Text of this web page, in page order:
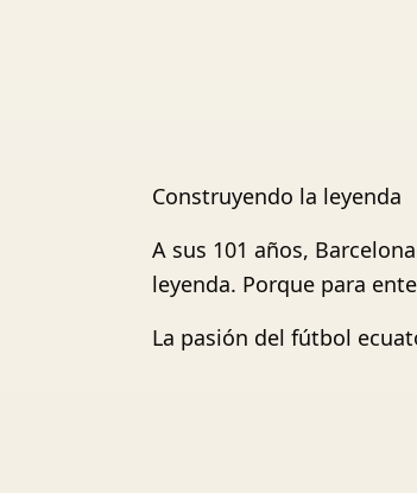
Construyendo la leyenda
A sus 101 años,
leyenda. Porque para
La pasión del fútbol